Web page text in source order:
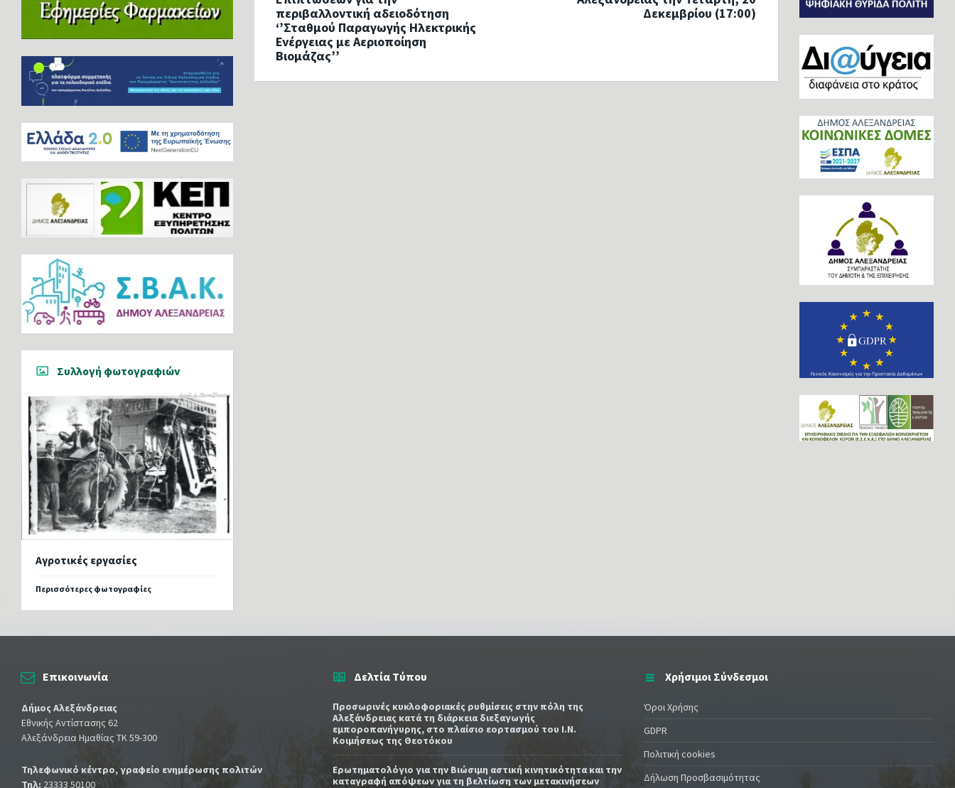
περιβαλλοντική αδειοδότηση
‘’Σταθμού Παραγωγής Ηλεκτρικής
Ενέργειας με Αεριοποίηση
Βιομάζας’’
Δεκεμβρίου (17:00)
Συλλογή φωτογραφιών
Αγροτικές εργασίες
Περισσότερες φωτογραφίες
Επικοινωνία
Δήμος Αλεξάνδρειας
Εθνικής Αντίστασης 62
Αλεξάνδρεια Ημαθίας ΤΚ 59-300
Τηλεφωνικό κέντρο, γραφείο ενημέρωσης πολιτών
Τηλ: 23333 50100
Δελτία Τύπου
Προσωρινές κυκλοφοριακές ρυθμίσεις στην πόλη της
Αλεξάνδρειας κατά τη διάρκεια διεξαγωγής
εμποροπανήγυρης, στο πλαίσιο εορτασμού του Ι.Ν.
Κοιμήσεως της Θεοτόκου
Ερωτηματολόγιο για την Βιώσιμη αστική κινητικότητα και την
καταγραφή απόψεων για τη βελτίωση των μετακινήσεων
Χρήσιμοι Σύνδεσμοι
Όροι Χρήσης
GDPR
Πολιτική cookies
Δήλωση Προσβασιμότητας